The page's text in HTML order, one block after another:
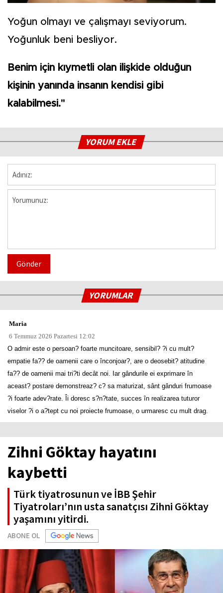
Yoğun olmayı ve çalışmayı seviyorum.
Yoğunluk beni besliyor.
Benim için kıymetli olan ilişkide olduğun
kişinin yanında insanın kendisi gibi
kalabilmesi."
YORUM EKLE
Gönder
YORUMLAR
Maria
6 Temmuz 2026 Pazartesi 12:02
O admir este o persoan? foarte muncitoare, sensibil? ?i cu mult?
empatie fa?? de oamenii care o înconjoar?, are o deosebit? atitudine
fa?? de oamenii mai tri?ti decât noi. Iar gândurile ei exprimare în
aceast? postare demonstreaz? c? sa maturizat, sânt gânduri frumoase
?i foarte adev?rate. Îi doresc s?n?tate, succes în realizarea tuturor
viselor ?i o a?tept cu noi proiecte frumoase, o urmaresc cu mult drag.
Zihni Göktay hayatını
kaybetti
Türk tiyatrosunun ve İBB Şehir
Tiyatroları’nın usta sanatçısı Zihni Göktay
yaşamını yitirdi.
ABONE OL